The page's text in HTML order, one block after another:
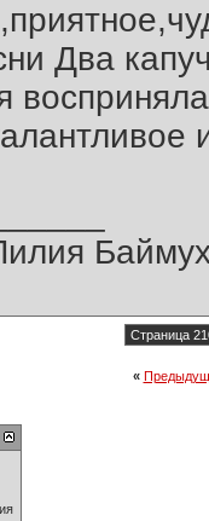
Два
Страница
«